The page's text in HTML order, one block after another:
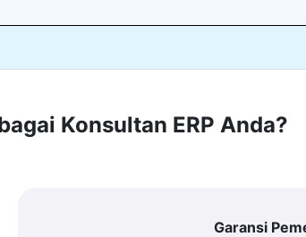
Konsultan ERP Anda?
Garansi